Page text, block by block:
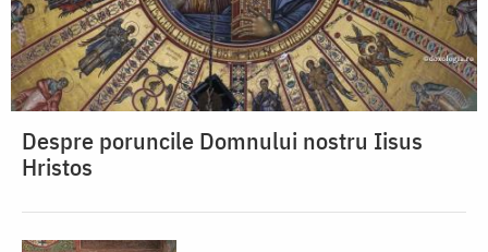
Despre poruncile Domnului nostru Iisus
Hristos